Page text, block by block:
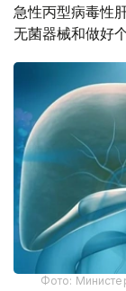
急性丙型病毒性
无菌器械和做好
Фото: